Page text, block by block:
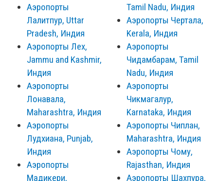
Аэропорты
Лалитпур, Uttar
Pradesh, Индия
Аэропорты Лех,
Jammu and Kashmir,
Индия
Аэропорты
Лонавала,
Maharashtra, Индия
Аэропорты
Лудхиана, Punjab,
Индия
Аэропорты
Мадикери,
Tamil Nadu, Индия
Аэропорты Чертала,
Kerala, Индия
Аэропорты
Чидамбарам, Tamil
Nadu, Индия
Аэропорты
Чикмагалур,
Karnataka, Индия
Аэропорты Чиплан,
Maharashtra, Индия
Аэропорты Чому,
Rajasthan, Индия
Аэропорты Шахпура,